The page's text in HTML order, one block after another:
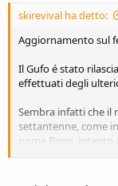
skirevival ha detto:
Aggiornamento sul
Il Gufo é stato
effettuati degli
Sembra infatti che
settantenne, come
nome Pepo, intento